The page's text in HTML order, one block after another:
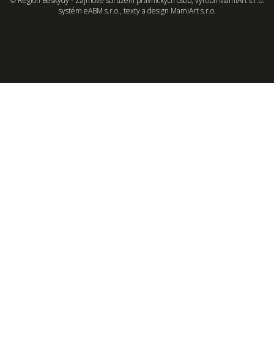
systém eABM s.r.o., texty a design MamiArt s.r.o.